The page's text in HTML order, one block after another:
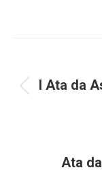
I Ata da
Ata